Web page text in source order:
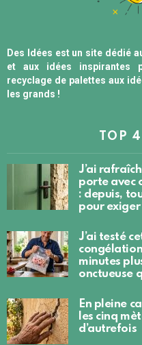
Des Idées est un site dédié
et aux idées inspirantes
recyclage de palettes aux
les grands !
TOP
J’ai
porte avec
: depuis,
pour
J’ai testé
minutes
onctueuse
En pleine
les cinq
d’autrefois